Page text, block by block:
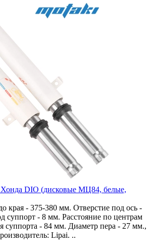
Хонда DIO (дисковые МЦ84, белые,
края - 375-380 мм. Отверстие под ось -
суппорт - 8 мм. Расстояние по центрам
суппорта - 84 мм. Диаметр пера - 27 мм.,
Lipai. ..